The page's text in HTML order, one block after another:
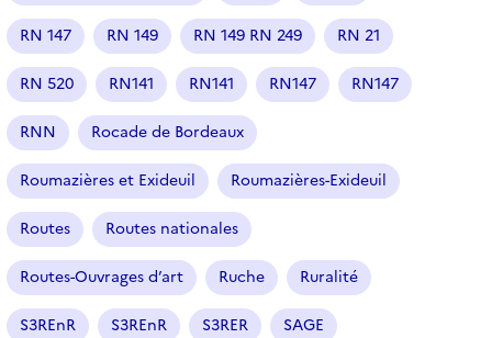
RN 147 RN 149 RN 149 RN 249 RN 21
RN 520 RN141 RN141 RN147 RN147
RNN Rocade de Bordeaux
Roumazières et Exideuil Roumazières-Exideuil
Routes Routes nationales
Routes-Ouvrages d’art Ruche Ruralité
S3REnR S3REnR S3RER SAGE